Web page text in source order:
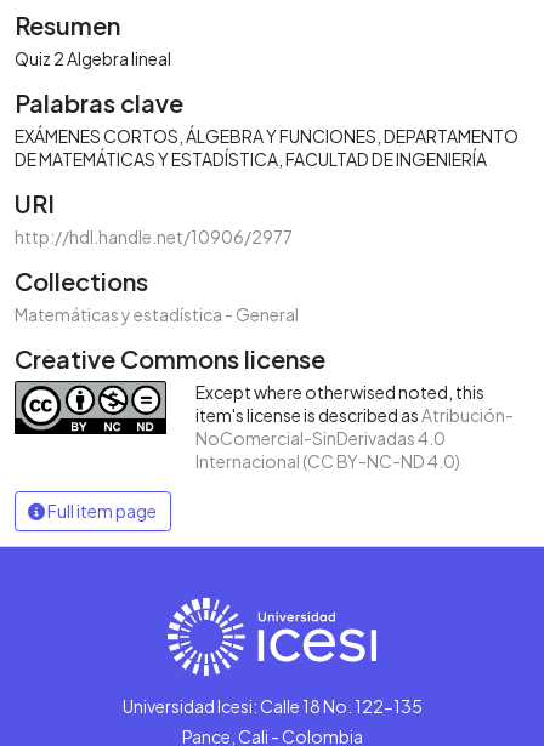
Resumen
Quiz 2 Algebra lineal
Palabras clave
EXÁMENES CORTOS ÁLGEBRA Y FUNCIONES DEPARTAMENTO
DE MATEMÁTICAS Y ESTADÍSTICA FACULTAD DE INGENIERÍA
URI
http://hdl.handle.net/10906/2977
Collections
Matemáticas y estadística - General
Creative Commons license
Except where otherwised noted, this
item's license is described asAtribución-
NoComercial-SinDerivadas 4.0
Internacional (CC BY-NC-ND 4.0)
Full item page
Universidad Icesi: Calle 18 No. 122-135
Pance, Cali - Colombia